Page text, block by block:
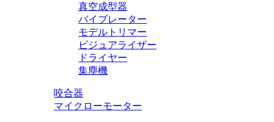
真空成型器
バイブレーター
モデルトリマー
ビジュアライザー
ドライヤー
集塵機
咬合器
マイクローモーター